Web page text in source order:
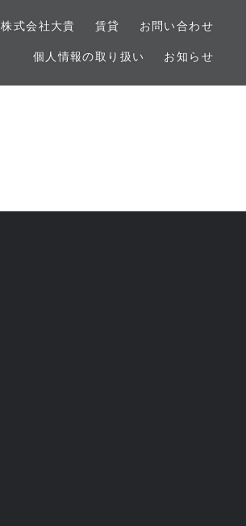
株式会社大貴 賃貸 お問い合わせ
個人情報の取り扱い お知らせ